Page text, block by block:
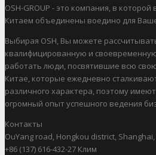
OSH-GROUP - это компания, в которой
Китаем объединены воедино для
Выбирая OSH, Вы можете
квалифицированную и
работать люди, посвятившие всю
Китае, которые ежедневно
различного характера, поэтому
огромный опыт успешного ведения
Контакты
OuYang road, Hongkou district,
+86 (137) 616-432-27 Клим